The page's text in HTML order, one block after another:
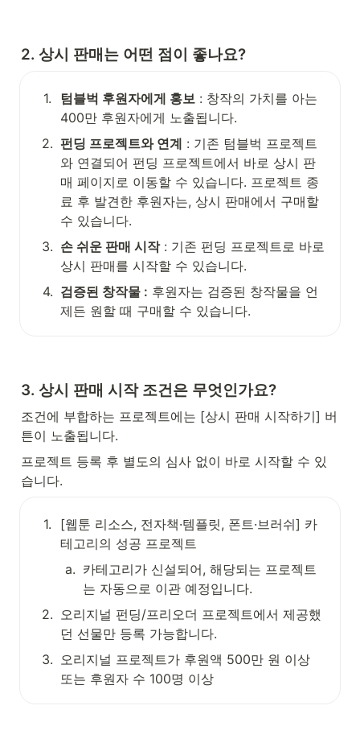
2. 상시 판매는 어떤 점이 좋나요?
1. 텀블벅 후원자에게 홍보 : 창작의 가치를 아는
400만 후원자에게 노출됩니다.
2. 펀딩 프로젝트와 연계 : 기존 텀블벅 프로젝트
와 연결되어 펀딩 프로젝트에서 바로 상시 판
매 페이지로 이동할 수 있습니다. 프로젝트 종
료 후 발견한 후원자는, 상시 판매에서 구매할
수 있습니다.
3. 손 쉬운 판매 시작 : 기존 펀딩 프로젝트로 바로
상시 판매를 시작할 수 있습니다.
4. 검증된 창작물 : 후원자는 검증된 창작물을 언
제든 원할 때 구매할 수 있습니다.
3. 상시 판매 시작 조건은 무엇인가요?
조건에 부합하는 프로젝트에는 [상시 판매 시작하기] 버
튼이 노출됩니다.
프로젝트 등록 후 별도의 심사 없이 바로 시작할 수 있
습니다.
1. [웹툰 리소스, 전자책·템플릿, 폰트·브러쉬] 카
테고리의 성공 프로젝트
a. 카테고리가 신설되어, 해당되는 프로젝트
는 자동으로 이관 예정입니다.
2. 오리지널 펀딩/프리오더 프로젝트에서 제공했
던 선물만 등록 가능합니다.
3. 오리지널 프로젝트가 후원액 500만 원 이상
또는 후원자 수 100명 이상